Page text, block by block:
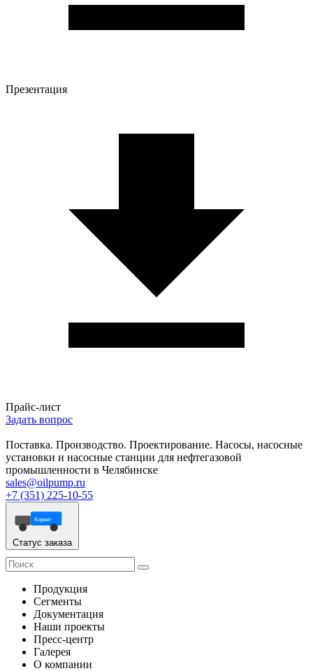
Презентация
Прайс-лист
Задать вопрос
Поставка. Производство. Проектирование. Насосы, насосные
установки и насосные станции для нефтегазовой
промышленности в Челябинске
sales@oilpump.ru
+7 (351) 225-10-55
Корвет
Статус заказа
Продукция
Сегменты
Документация
Наши проекты
Пресс-центр
Галерея
О компании